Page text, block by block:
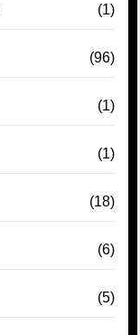
(1)
(96)
(1)
(1)
(18)
(6)
(5)